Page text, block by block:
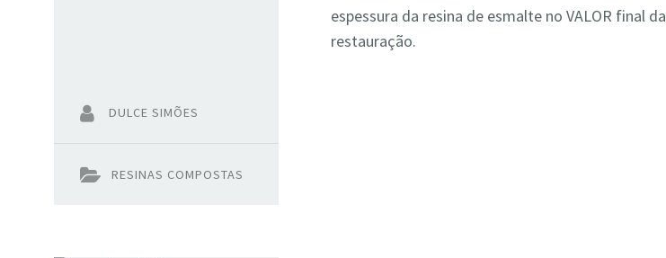
RESINAS COMPOSTAS
DULCE SIMÕES
espessura da resina de esmalte no VALOR final da
restauração.